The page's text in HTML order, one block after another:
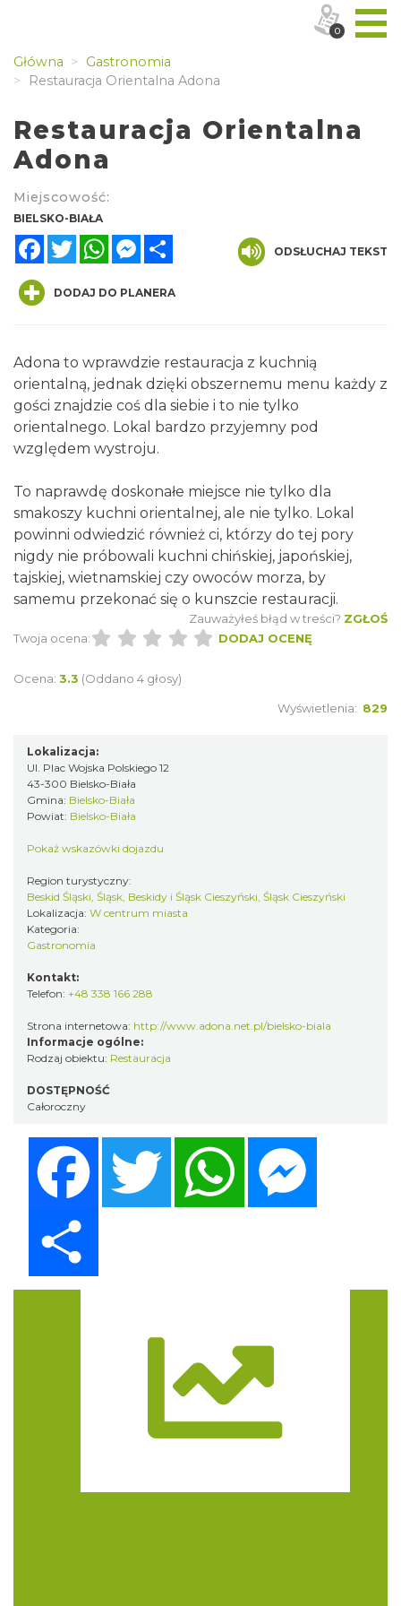
Główna
Gastronomia
Restauracja Orientalna Adona
Restauracja Orientalna
Adona
Miejscowość:
BIELSKO-BIAŁA
FacebookTwitterWhatsAppMessenger
ODSŁUCHAJ TEKST
DODAJ DO PLANERA
Adona to wprawdzie restauracja z kuchnią
orientalną, jednak dzięki obszernemu menu każdy z
gości znajdzie coś dla siebie i to nie tylko
orientalnego. Lokal bardzo przyjemny pod
względem wystroju.
To naprawdę doskonałe miejsce nie tylko dla
smakoszy kuchni orientalnej, ale nie tylko. Lokal
powinni odwiedzić również ci, którzy do tej pory
nigdy nie próbowali kuchni chińskiej, japońskiej,
tajskiej, wietnamskiej czy owoców morza, by
samemu przekonać się o kunszcie restauracji.
Zauważyłeś błąd w treści? ZGŁOŚ
Twoja ocena:
DODAJ OCENĘ
Ocena: 3.3 (Oddano 4 głosy)
Wyświetlenia: 829
Lokalizacja:
Ul. Plac Wojska Polskiego 12
43-300 Bielsko-Biała
Gmina: Bielsko-Biała
Powiat: Bielsko-Biała
Pokaż wskazówki dojazdu
Region turystyczny:
Beskid Śląski, Śląsk, Beskidy i Śląsk Cieszyński, Śląsk Cieszyński
Lokalizacja: W centrum miasta
Kategoria:
Gastronomia
Kontakt:
Telefon: +48 338 166 288
Strona internetowa: http://www.adona.net.pl/bielsko-biala
Informacje ogólne:
Rodzaj obiektu: Restauracja
DOSTĘPNOŚĆ
Całoroczny
Twitter WhatsApp
0